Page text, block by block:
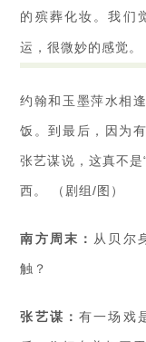
的殡葬化妆。我们
运，很微妙的感觉。
约翰和玉墨萍水相
饭。到最后，因为
张艺谋说，这真不
西。 （剧组/图）
南方周末： 从贝尔
触？
张艺谋：有一场戏